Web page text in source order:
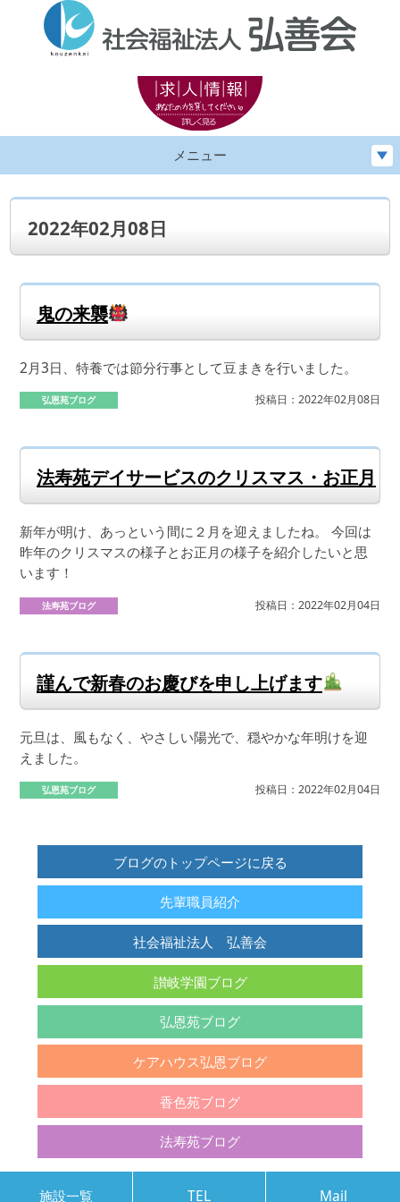
メニュー
2022年02月08日
鬼の来襲
2月3日、特養では節分行事として豆まきを行いました。
弘恩苑ブログ 投稿日：2022年02月08日
法寿苑デイサービスのクリスマス・お正月
新年が明け、あっという間に２月を迎えましたね。 今回は
昨年のクリスマスの様子とお正月の様子を紹介したいと思
います！
法寿苑ブログ 投稿日：2022年02月04日
謹んで新春のお慶びを申し上げます
元旦は、風もなく、やさしい陽光で、穏やかな年明けを迎
えました。
弘恩苑ブログ 投稿日：2022年02月04日
ブログのトップページに戻る
先輩職員紹介
社会福祉法人 弘善会
讃岐学園ブログ
弘恩苑ブログ
ケアハウス弘恩ブログ
香色苑ブログ
法寿苑ブログ
施設一覧 TEL Mail